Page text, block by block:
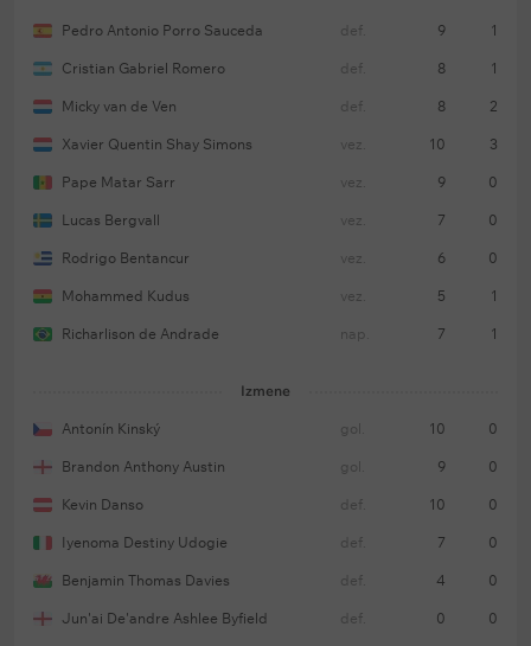
Pedro Antonio Porro Sauceda def. 9 1
Cristian Gabriel Romero def. 8 1
Micky van de Ven def. 8 2
Xavier Quentin Shay Simons vez. 10 3
Pape Matar Sarr vez. 9 0
Lucas Bergvall vez. 7 0
Rodrigo Bentancur vez. 6 0
Mohammed Kudus vez. 5 1
Richarlison de Andrade nap. 7 1
Izmene
Antonín Kinský gol. 10 0
Brandon Anthony Austin gol. 9 0
Kevin Danso def. 10 0
Iyenoma Destiny Udogie def. 7 0
Benjamin Thomas Davies def. 4 0
Jun'ai De'andre Ashlee Byfield def. 0 0